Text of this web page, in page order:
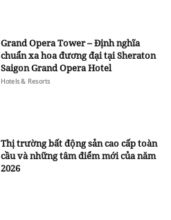
Grand Opera Tower – Định nghĩa
chuẩn xa hoa đương đại tại Sheraton
Saigon Grand Opera Hotel
Hotels & Resorts
Thị trường bất động sản cao cấp toàn
cầu và những tâm điểm mới của năm
2026